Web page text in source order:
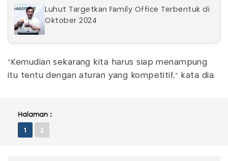
Luhut Targetkan Family Office Terbentuk di
Oktober 2024
“Kemudian sekarang kita harus siap menampung
itu tentu dengan aturan yang kompetitif," kata dia.
Halaman :
1 2